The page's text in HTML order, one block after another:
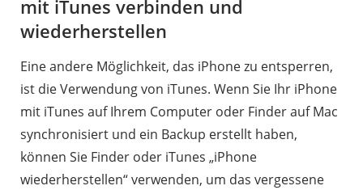
mit iTunes verbinden und
wiederherstellen
Eine andere Möglichkeit, das iPhone zu entsperren,
ist die Verwendung von iTunes. Wenn Sie Ihr iPhone
mit iTunes auf Ihrem Computer oder Finder auf Mac
synchronisiert und ein Backup erstellt haben,
können Sie Finder oder iTunes „iPhone
wiederherstellen“ verwenden, um das vergessene